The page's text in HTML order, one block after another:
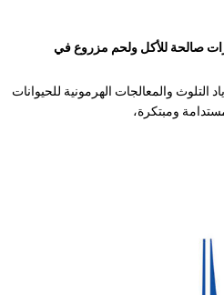
صالحة للأكل ولحم مزروع في
التلوث والمعالجات الهرمونية للحيوانات
ومبتكرة،